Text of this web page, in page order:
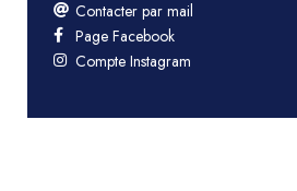
Contacter par mail
Page Facebook
Compte Instagram